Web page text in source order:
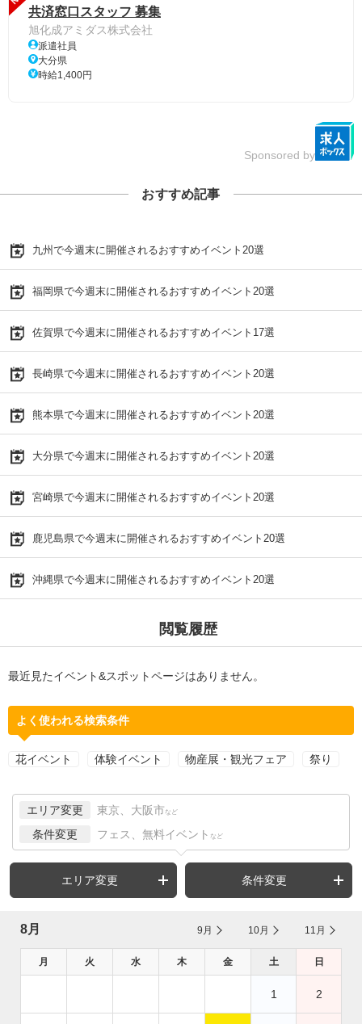
共済窓口スタッフ 募集
旭化成アミダス株式会社
派遣社員
大分県
時給1,400円
Sponsored by
おすすめ記事
九州で今週末に開催されるおすすめイベント20選
福岡県で今週末に開催されるおすすめイベント20選
佐賀県で今週末に開催されるおすすめイベント17選
長崎県で今週末に開催されるおすすめイベント20選
熊本県で今週末に開催されるおすすめイベント20選
大分県で今週末に開催されるおすすめイベント20選
宮崎県で今週末に開催されるおすすめイベント20選
鹿児島県で今週末に開催されるおすすめイベント20選
沖縄県で今週末に開催されるおすすめイベント20選
閲覧履歴
最近見たイベント&スポットページはありません。
よく使われる検索条件
花イベント 体験イベント 物産展・観光フェア 祭り
エリア変更 東京、大阪市 など
条件変更 フェス、無料イベント など
エリア変更 条件変更
8月 9月 10月 11月
月 火 水 木 金 土 日
1 2